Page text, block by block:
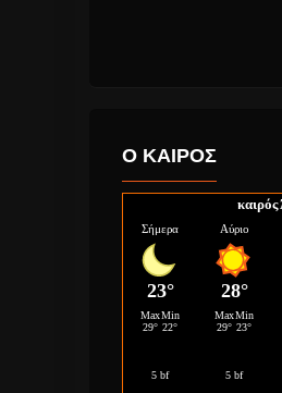
Ο ΚΑΙΡΟΣ
καιρός